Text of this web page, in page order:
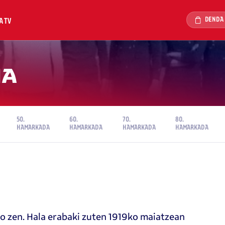
TV DENDA
50.
HAMARKADA
60.
HAMARKADA
70.
HAMARKADA
80.
HAMARKADA
Hala erabaki zuten 1919ko maiatzean